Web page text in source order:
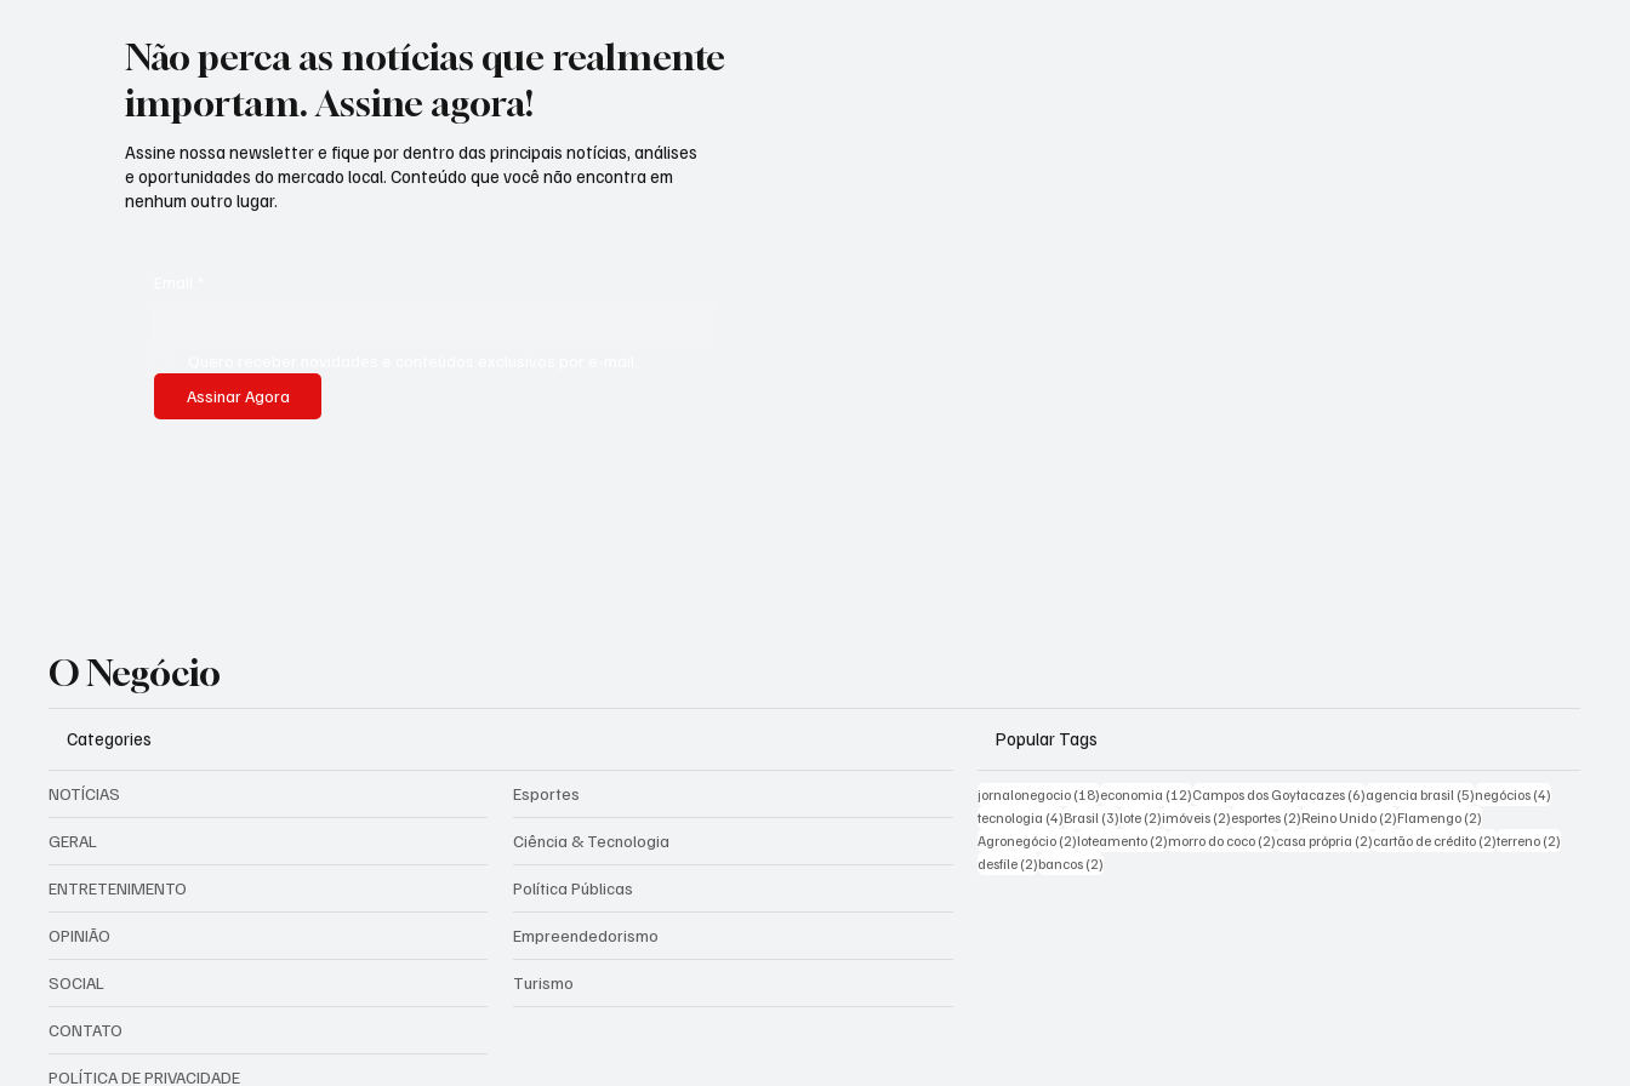
Não perca as notícias que realmente
importam. Assine agora!
Assinar Agora
Assine nossa newsletter e fique por dentro das principais notícias, análises
e oportunidades do mercado local. Conteúdo que você não encontra em
nenhum outro lugar.
O Negócio
Categories
NOTÍCIAS
GERAL
ENTRETENIMENTO
OPINIÃO
SOCIAL
CONTATO
POLÍTICA DE PRIVACIDADE
Esportes
Ciência & Tecnologia
Política Públicas
Empreendedorismo
Turismo
Popular Tags
jornalonegocio (18)18 posts
economia (12)12 posts
Campos dos Goytacazes (6)6 posts
agencia brasil (5)5 posts
negócios (4)
tecnologia (4)4 posts
Brasil (3)3 posts
lote (2)2 posts
imóveis (2)2 posts
esportes (2)2 posts
Reino Unido (2)2 posts
Flamengo (2)
Agronegócio (2)2 posts
loteamento (2)2 posts
morro do coco (2)2 posts
casa própria (2)2 posts
cartão de crédito (2)2 posts
terreno (2)
desfile (2)2 posts
bancos (2)